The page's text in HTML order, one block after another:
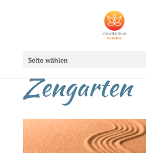
Seite wählen
Zengarten